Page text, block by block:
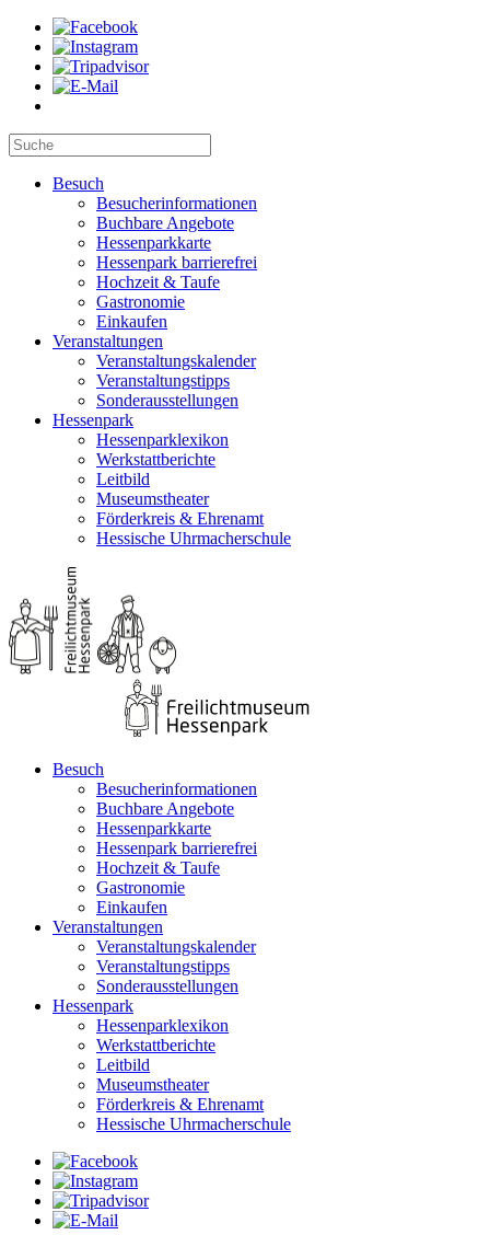
Besuch
Besucherinformationen
Buchbare Angebote
Hessenparkkarte
Hessenpark barrierefrei
Hochzeit & Taufe
Gastronomie
Einkaufen
Veranstaltungen
Veranstaltungskalender
Veranstaltungstipps
Sonderausstellungen
Hessenpark
Hessenparklexikon
Werkstattberichte
Leitbild
Museumstheater
Förderkreis & Ehrenamt
Hessische Uhrmacherschule
Besuch
Besucherinformationen
Buchbare Angebote
Hessenparkkarte
Hessenpark barrierefrei
Hochzeit & Taufe
Gastronomie
Einkaufen
Veranstaltungen
Veranstaltungskalender
Veranstaltungstipps
Sonderausstellungen
Hessenpark
Hessenparklexikon
Werkstattberichte
Leitbild
Museumstheater
Förderkreis & Ehrenamt
Hessische Uhrmacherschule